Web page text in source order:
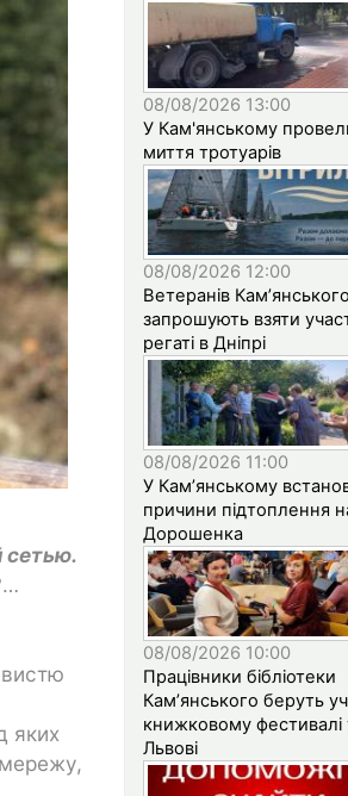
сетью.
яких
08/08/2026 13:00
У Кам'янському
миття тротуарів
08/08/2026 12:00
Ветеранів Кам’янського
запрошують взяти
регаті в Дніпрі
08/08/2026 11:00
У Кам’янському
причини підтоплення
Дорошенка
08/08/2026 10:00
Працівники бібліотеки
Кам’янського беруть
книжковому фестивалі
Львові